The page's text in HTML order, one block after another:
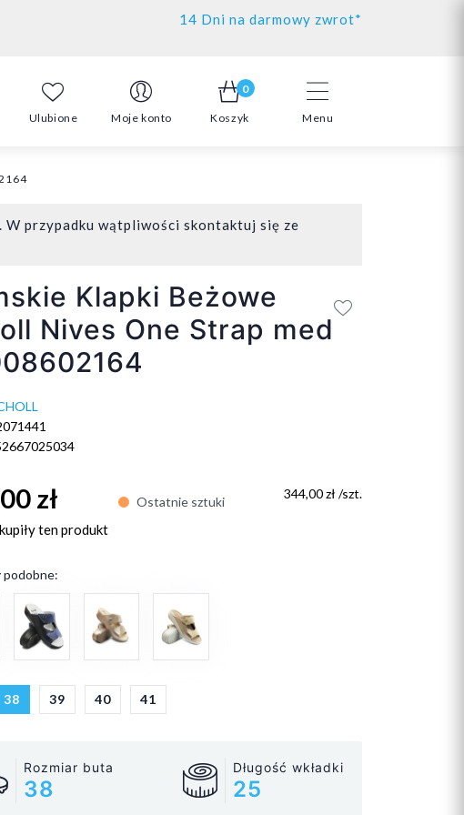
14 Dni na darmowy zwrot*
Menu
Ulubione Moje konto
0
Koszyk
przypadku wątpliwości skontaktuj się ze
Klapki Beżowe
Nives One Strap med
zł Ostatnie sztuki
344,00 zł /szt.
kupiły ten produkt
podobne:
38 39 40 41
Rozmiar buta
38
Długość wkładki
25